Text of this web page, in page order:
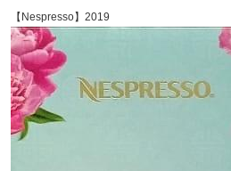
【Nespresso】2019